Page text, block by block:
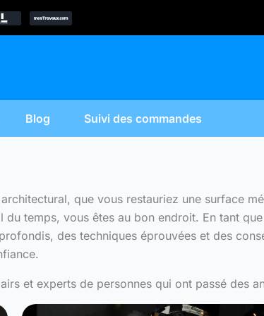
Blog Suivi des commandes
que vous restauriez une surface
temps, vous êtes au bon endroit. En tant
des techniques éprouvées et des
et experts de personnes qui ont passé des